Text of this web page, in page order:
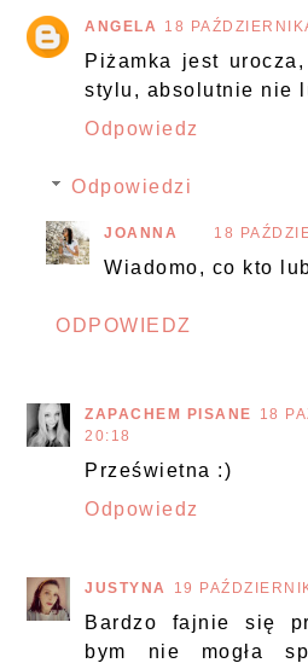
ANGELA 18
Piżamka jest
stylu, absolutnie nie
Odpowiedz
Odpowiedzi
JOANNA 18
Wiadomo, co kto
ODPOWIEDZ
ZAPACHEM PISANE
18
20:18
Prześwietna :)
Odpowiedz
JUSTYNA 19
Bardzo fajnie się
bym nie mogła